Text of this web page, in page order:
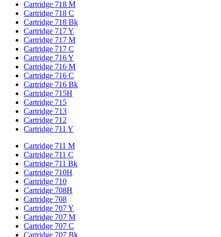
Cartridge 718 M
Cartridge 718 C
Cartridge 718 Bk
Cartridge 717 Y
Cartridge 717 M
Cartridge 717 C
Cartridge 716 Y
Cartridge 716 M
Cartridge 716 C
Cartridge 716 Bk
Cartridge 715H
Cartridge 715
Cartridge 713
Cartridge 712
Cartridge 711 Y
Cartridge 711 M
Cartridge 711 C
Cartridge 711 Bk
Cartridge 710H
Cartridge 710
Cartridge 708H
Cartridge 708
Cartridge 707 Y
Cartridge 707 M
Cartridge 707 C
Cartridge 707 Bk